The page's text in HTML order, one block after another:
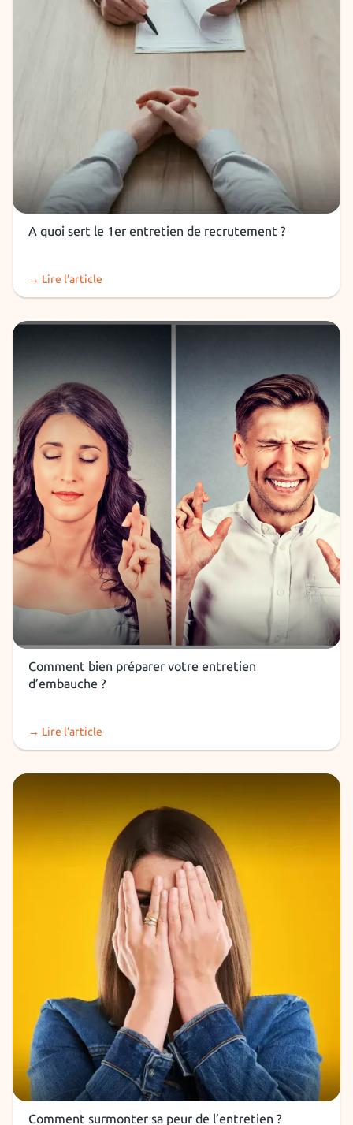
Entretien
A quoi sert le 1er entretien de recrutement ?
→ Lire l’article
Entretien
Comment bien préparer votre entretien
d’embauche ?
→ Lire l’article
Entretien
Comment surmonter sa peur de l’entretien ?